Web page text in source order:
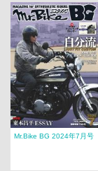
Mr.Bike BG 2024年7月号